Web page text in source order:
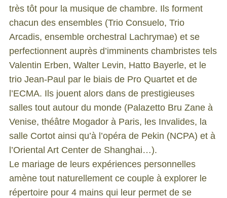
très tôt pour la musique de chambre. Ils forment
chacun des ensembles (Trio Consuelo, Trio
Arcadis, ensemble orchestral Lachrymae) et se
perfectionnent auprès d’imminents chambristes tels
Valentin Erben, Walter Levin, Hatto Bayerle, et le
trio Jean-Paul par le biais de Pro Quartet et de
l’ECMA. Ils jouent alors dans de prestigieuses
salles tout autour du monde (Palazetto Bru Zane à
Venise, théâtre Mogador à Paris, les Invalides, la
salle Cortot ainsi qu’à l’opéra de Pekin (NCPA) et à
l’Oriental Art Center de Shanghai…).
Le mariage de leurs expériences personnelles
amène tout naturellement ce couple à explorer le
répertoire pour 4 mains qui leur permet de se